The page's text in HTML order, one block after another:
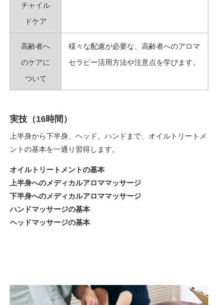
チャイル
ドケア
高齢者へ
のケアに
ついて
様々な配慮が必要な、高齢者へのアロマ
セラピー活用方法や注意点を学びます。
実技（16時間）
上半身から下半身、ヘッド、ハンドまで、オイルトリートメ
ントの基本を一通り習得します。
オイルトリートメントの基本
上半身へのメディカルアロママッサージ
下半身へのメディカルアロママッサージ
ハンドマッサージの基本
ヘッドマッサージの基本